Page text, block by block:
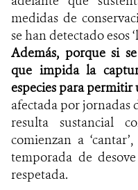
medidas de
se han detectado esos
Además, porque si
que impida la
especies para
afectada por jornadas
resulta sustancial
comienzan a
temporada de
respetada.